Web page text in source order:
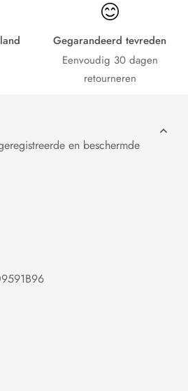
Gegarandeerd tevreden
Eenvoudig 30 dagen
retourneren
en beschermde